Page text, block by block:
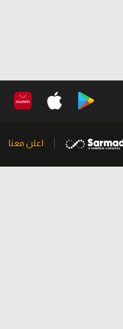
اعلن معنا